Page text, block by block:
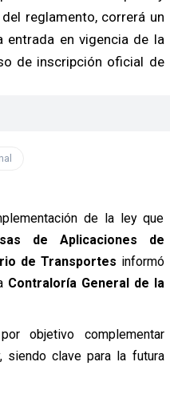
reglamento, correrá un
entrada en vigencia de la
de inscripción oficial de
de la ley que
de Aplicaciones de
de Transportes informó
Contraloría General de la
objetivo complementar
clave para la futura